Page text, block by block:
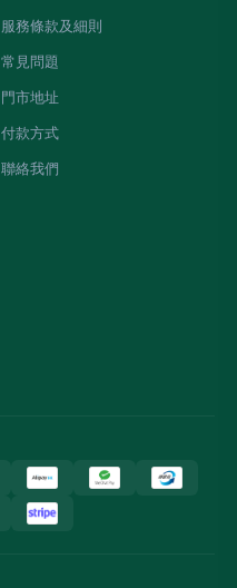
服務條款及細則
常見問題
門市地址
付款方式
聯絡我們